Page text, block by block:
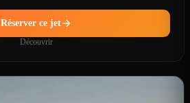
Réserver ce jet
Découvrir